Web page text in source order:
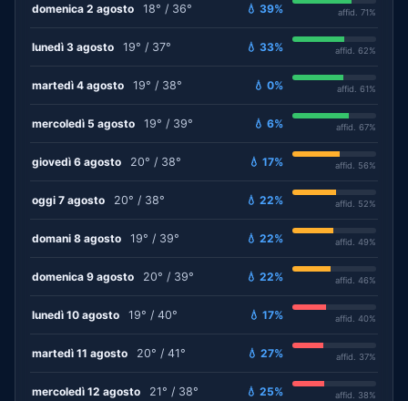
domenica 2 agosto 18° / 36° 💧 39% affid. 71%
lunedì 3 agosto 19° / 37° 💧 33% affid. 62%
martedì 4 agosto 19° / 38° 💧 0% affid. 61%
mercoledì 5 agosto 19° / 39° 💧 6% affid. 67%
giovedì 6 agosto 20° / 38° 💧 17% affid. 56%
oggi 7 agosto 20° / 38° 💧 22% affid. 52%
domani 8 agosto 19° / 39° 💧 22% affid. 49%
domenica 9 agosto 20° / 39° 💧 22% affid. 46%
lunedì 10 agosto 19° / 40° 💧 17% affid. 40%
martedì 11 agosto 20° / 41° 💧 27% affid. 37%
mercoledì 12 agosto 21° / 38° 💧 25% affid. 38%